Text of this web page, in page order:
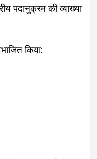
पदानुक्रम की व्याख्या
किया: